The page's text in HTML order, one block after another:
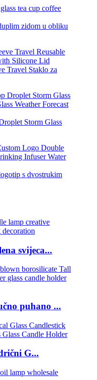
zidom u obliku
Travel Staklo za
Storm Glass
s dvostrukim
svijeca...
puhano ...
G...